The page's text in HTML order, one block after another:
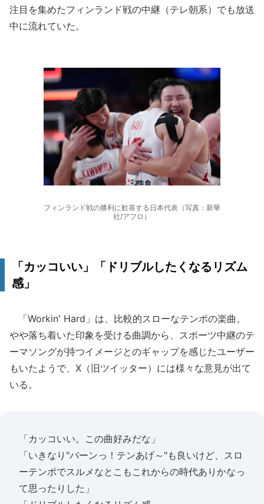
注目を集めたフィンランド戦の中継（テレ朝系）でも放送
中に流れていた。
フィンランド戦の勝利に歓喜する日本代表（写真：新華
社/アフロ）
「カッコいい」「ドリブルしたくなるリズム
感」
「Workin' Hard」は、比較的スローなテンポの楽曲。
やや落ち着いた印象を受ける曲調から、スポーツ中継のテ
ーマソングが持つイメージとのギャップを感じたユーザー
もいたようで、X（旧ツイッター）には様々な意見が出て
いる。
「カッコいい。この曲好みだな」
「いきなり"バーンっ！テンあげ～"も良いけど、スロ
ーテンポでスルメなとこもこれからの時代ありかなっ
て思ったりした」